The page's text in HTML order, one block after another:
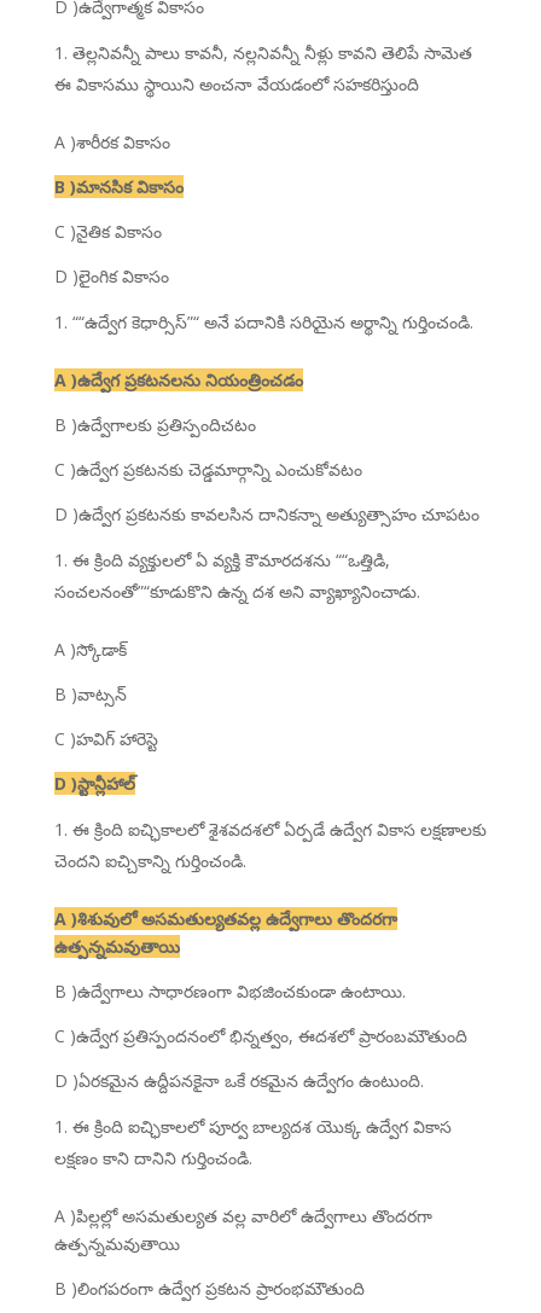
D )ఉద్వేగాత్మక వికాసం
తెల్లనివన్నీ పాలు కావనీ, నల్లనివన్నీ నీళ్లు కావని తెలిపే సామెత
ఈ వికాసము స్థాయిని అంచనా వేయడంలో సహకరిస్తుంది
A )శారీరక వికాసం
B )మానసిక వికాసం
C )నైతిక వికాసం
D )లైంగిక వికాసం
““ఉద్వేగ కెధార్సిస్”“ అనే పదానికి సరియైన అర్థాన్ని గుర్తించండి.
A )ఉద్వేగ ప్రకటనలను నియంత్రించడం
B )ఉద్వేగాలకు ప్రతిస్పందిచటం
C )ఉద్వేగ ప్రకటనకు చెడ్డమార్గాన్ని ఎంచుకోవటం
D )ఉద్వేగ ప్రకటనకు కావలసిన దానికన్నా అత్యుత్సాహం చూపటం
ఈ క్రింది వ్యక్తులలో ఏ వ్యక్తి కౌమారదశను ““ఒత్తిడి,
సంచలనంతో”“కూడుకొని ఉన్న దశ అని వ్యాఖ్యానించాడు.
A )స్కోడాక్
B )వాట్సన్
C )హవిగ్ హారెస్టె
D )స్టాన్లీహాల్
ఈ క్రింది ఐచ్ఛికాలలో శైశవదశలో ఏర్పడే ఉద్వేగ వికాస లక్షణాలకు
చెందని ఐచ్చికాన్ని గుర్తించండి.
A )శిశువులో అసమతుల్యతవల్ల ఉద్వేగాలు తొందరగా
ఉత్పన్నమవుతాయి
B )ఉద్వేగాలు సాధారణంగా విభజించకుండా ఉంటాయి.
C )ఉద్వేగ ప్రతిస్పందనంలో భిన్నత్వం, ఈదశలో ప్రారంబమౌతుంది
D )ఏరకమైన ఉద్దీపనకైనా ఒకే రకమైన ఉద్వేగం ఉంటుంది.
ఈ క్రింది ఐచ్ఛికాలలో పూర్వ బాల్యదశ యొక్క ఉద్వేగ వికాస
లక్షణం కాని దానిని గుర్తించండి.
A )పిల్లల్లో అసమతుల్యత వల్ల వారిలో ఉద్వేగాలు తొందరగా
ఉత్పన్నమవుతాయి
B )లింగపరంగా ఉద్వేగ ప్రకటన ప్రారంభమౌతుంది